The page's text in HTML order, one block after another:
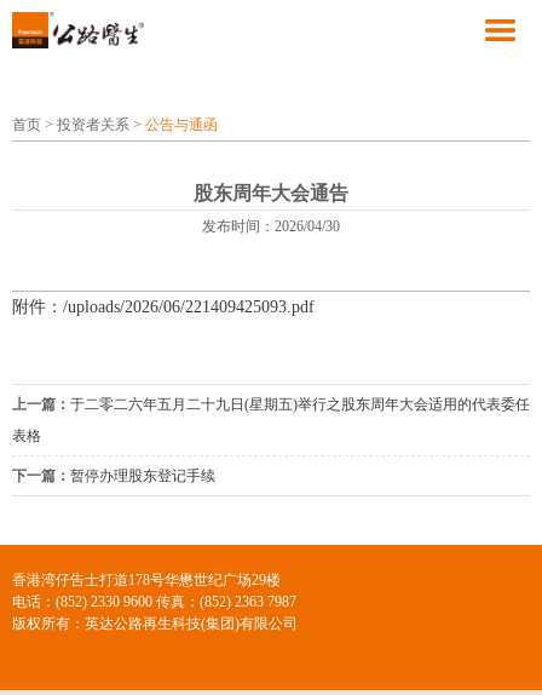
首页 > 投资者关系 > 公告与通函
股东周年大会通告
发布时间：2026/04/30
附件：/uploads/2026/06/221409425093.pdf
上一篇： 于二零二六年五月二十九日(星期五)举行之股东周年大会适用的代表委任
表格
下一篇： 暂停办理股东登记手续
香港湾仔告士打道178号华懋世纪广场29楼
电话：(852) 2330 9600 传真：(852) 2363 7987
版权所有：英达公路再生科技(集团)有限公司